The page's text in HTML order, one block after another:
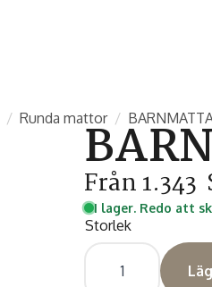
Runda mattor
Från1.343
I lager. Redo att
Storlek
BARNMATTA
BAMBI